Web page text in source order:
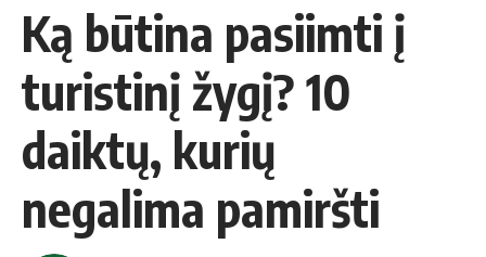
Ką būtina pasiimti į
turistinį žygį? 10
daiktų, kurių
negalima pamiršti